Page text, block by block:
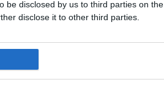
be disclosed by us to third parties on the
disclose it to other third parties.
risca inclusiv pedeapsa
Jean Moscopol.